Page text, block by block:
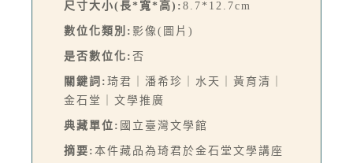
尺寸大小(長*寬*高): 8.7*12.7cm
數位化類別: 影像(圖片)
是否數位化: 否
關鍵詞: 琦君｜潘希珍｜水天｜黃育清｜
金石堂｜文學推廣
典藏單位: 國立臺灣文學館
摘要: 本件藏品為琦君於金石堂文學講座